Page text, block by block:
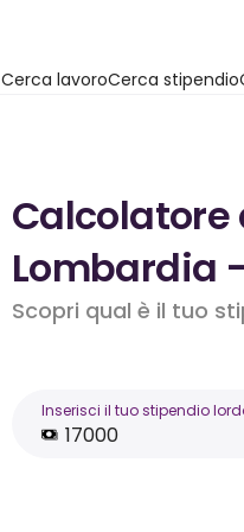
Cerca lavoroCerca stipendio
Calcolatore
Lombardia
Scopri qual è il tuo
Inserisci il tuo stipendio